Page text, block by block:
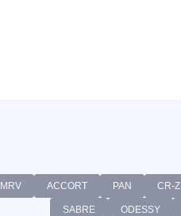
CR-Z
PAN
ACCORT
MRV
ODESSY
SABRE